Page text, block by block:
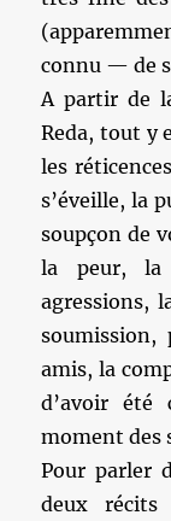
connu — de
A partir de
Reda, tout y
les
s’éveille, la
soupçon de
la peur, la
agressions,
soumission,
amis, la
d’avoir été
moment des
Pour parler
deux